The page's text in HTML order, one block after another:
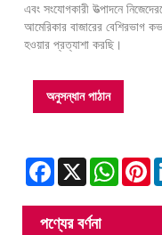
এবং সংযোগকারী উত্পাদনে
আমেরিকার বাজারের বেশিরভাগ
হওয়ার প্রত্যাশা করছি।
অনুসন্ধান পাঠান
Facebook
X
পণ্যের বর্ণনা